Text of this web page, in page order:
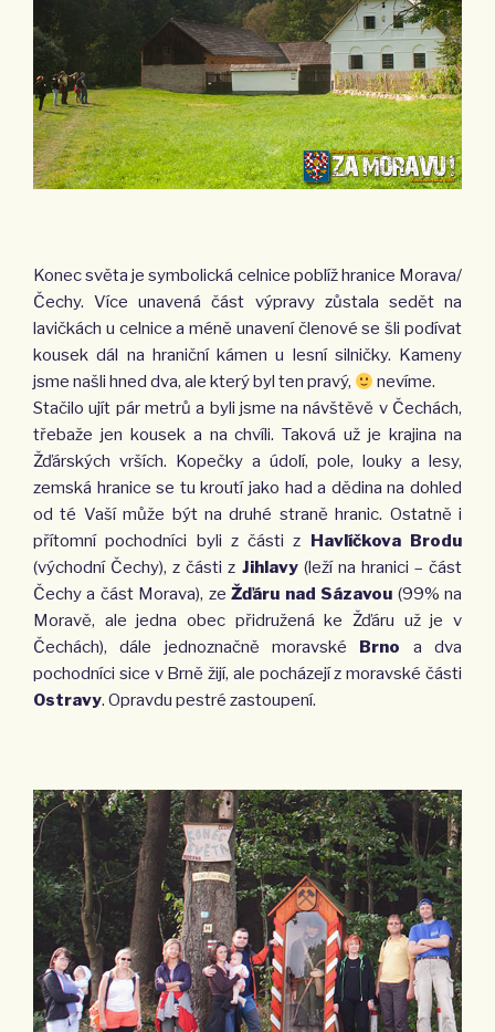
Konec světa je symbolická celnice poblíž hranice Morava/
Čechy. Více unavená část výpravy zůstala sedět na
lavičkách u celnice a méně unavení členové se šli podívat
kousek dál na hraniční kámen u lesní silničky. Kameny
jsme našli hned dva, ale který byl ten pravý,
nevíme.
Stačilo ujít pár metrů a byli jsme na návštěvě v Čechách,
třebaže jen kousek a na chvíli. Taková už je krajina na
Žďárských vrších. Kopečky a údolí, pole, louky a lesy,
zemská hranice se tu kroutí jako had a dědina na dohled
od té Vaší může být na druhé straně hranic. Ostatně i
přítomní pochodníci byli z části z Havlíčkova Brodu
(východní Čechy), z části z Jihlavy(leží na hranici – část
Čechy a část Morava), zeŽďáru nad Sázavou (99% na
Moravě, ale jedna obec přidružená ke Žďáru už je v
Čechách), dále jednoznačně moravské Brno a dva
pochodníci sice v Brně žijí, ale pocházejí z moravské části
Ostravy. Opravdu pestré zastoupení.